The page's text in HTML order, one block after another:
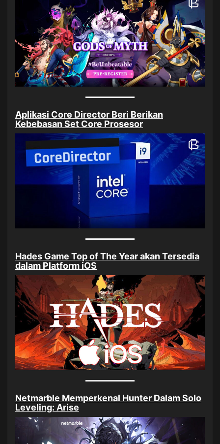
Aplikasi Core Director Beri Berikan
Kebebasan Set Core Prosesor
Hades Game Top of The Year akan Tersedia
dalam Platform iOS
Netmarble Memperkenal Hunter Dalam Solo
Leveling: Arise